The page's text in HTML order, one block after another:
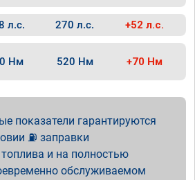
л.с. 270 л.с. +52 л.с.
Нм 520 Нм +70 Нм
показатели гарантируются
⛽ заправки
топлива и на полностью
обслуживаемом